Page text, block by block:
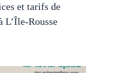
et tarifs de
L’Île-Rousse